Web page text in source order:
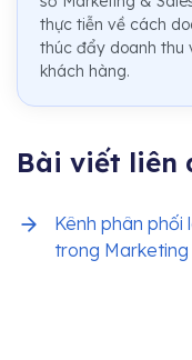
thực tiễn về cách
thúc đẩy doanh thu
khách hàng.
Bài viết liên
Kênh phân phối
trong Marketing